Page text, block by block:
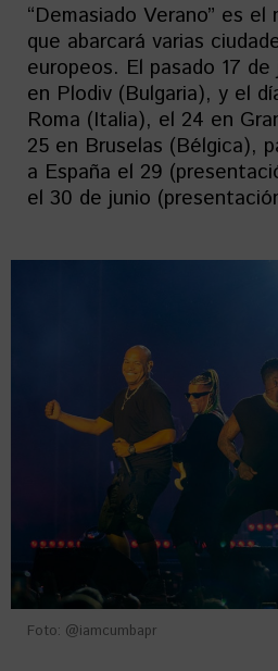
“Demasiado Verano” es
que abarcará varias
europeos. El pasado 17
en Plodiv (Bulgaria), y el
Roma (Italia), el 24 en
25 en Bruselas (Bélgica),
a España el 29
el 30 de junio
Foto: @iamcumbapr